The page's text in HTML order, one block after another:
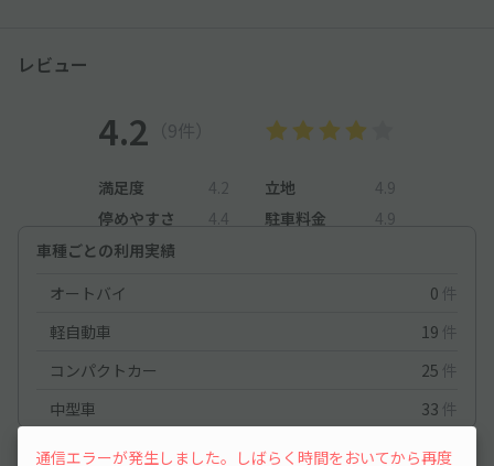
レビュー
4.2 （9件）
満足度 4.2 立地
4.9
停めやすさ
4.4 駐車料金
4.9
車種ごとの利用実績
オートバイ
0 件
軽自動車
19 件
コンパクトカー
25 件
中型車
33 件
通信エラーが発生しました。しばらく時間をおいてから再度